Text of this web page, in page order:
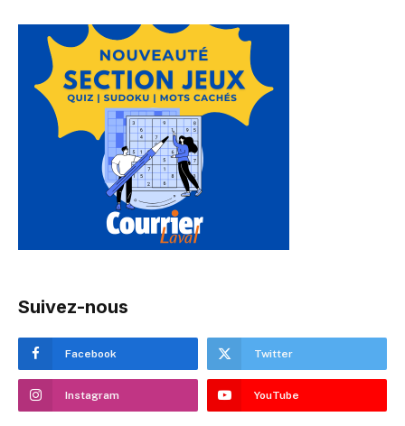
Suivez-nous
Facebook Twitter
Instagram YouTube